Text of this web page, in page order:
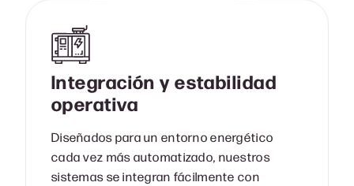
Integración y estabilidad
operativa
Diseñados para un entorno energético
cada vez más automatizado, nuestros
sistemas se integran fácilmente con